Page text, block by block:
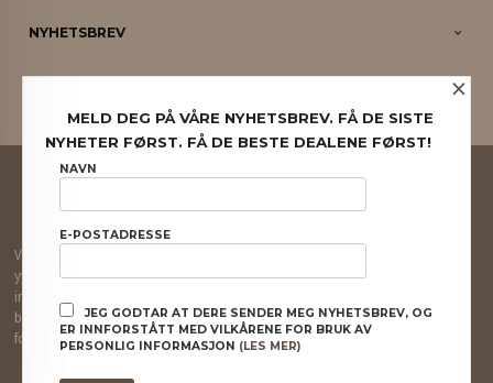
NYHETSBREV
PARTNERE
FRAKT
NYHETSBREV
Vår nettbutikk bruker cookies slik at du får en bedre kjøpsopplevelse og vi kan
yte deg bedre service. Vi bruker cookies hovedsaklig til å lagre
innloggingsdetaljer og huske hva du har puttet i handlekurven din. Fortsett å
bruke siden som normalt om du godtar dette.Les merellerendre innstillinger
for cookies.
×
MELD DEG PÅ VÅRE NYHETSBREV. FÅ DE SISTE
NYHETER FØRST. FÅ DE BESTE DEALENE FØRST!
NAVN
E-POSTADRESSE
JEG GODTAR AT DERE SENDER MEG NYHETSBREV, OG
ER INNFORSTÅTT MED VILKÅRENE FOR BRUK AV
PERSONLIG INFORMASJON (LES MER)